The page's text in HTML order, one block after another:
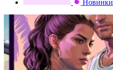
Новинки